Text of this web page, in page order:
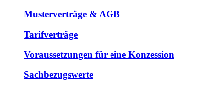
Musterverträge & AGB
Tarifverträge
Voraussetzungen für eine Konzession
Sachbezugswerte